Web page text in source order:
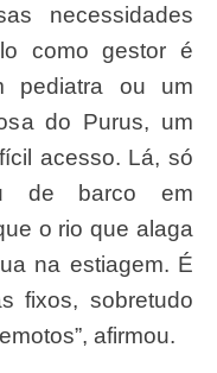
necessidades
como gestor é
pediatra ou um
do Purus, um
acesso. Lá, só
de barco em
o rio que alaga
na estiagem. É
fixos, sobretudo
afirmou.